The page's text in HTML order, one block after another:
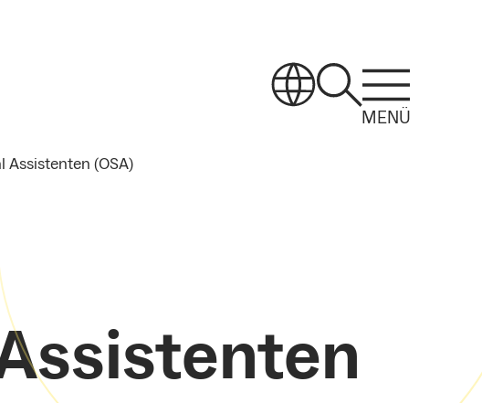
MENÜ
Assistenten (OSA)